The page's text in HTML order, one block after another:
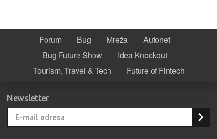
Forum Bug Mreža
Autonet
Bug Future Show
Idea Knockout
Tourism, Travel & Tech
Future of Fintech
Newsletter